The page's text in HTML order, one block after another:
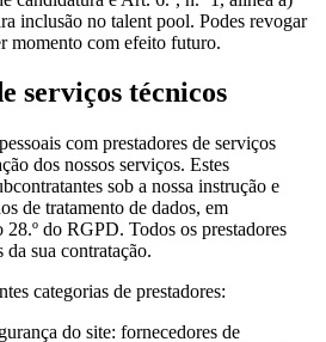
inclusão no talent pool. Podes revogar
momento com efeito futuro.
serviços técnicos
com prestadores de serviços
dos nossos serviços. Estes
sob a nossa instrução e
de tratamento de dados, em
do RGPD. Todos os prestadores
da sua contratação.
categorias de prestadores:
do site: fornecedores de